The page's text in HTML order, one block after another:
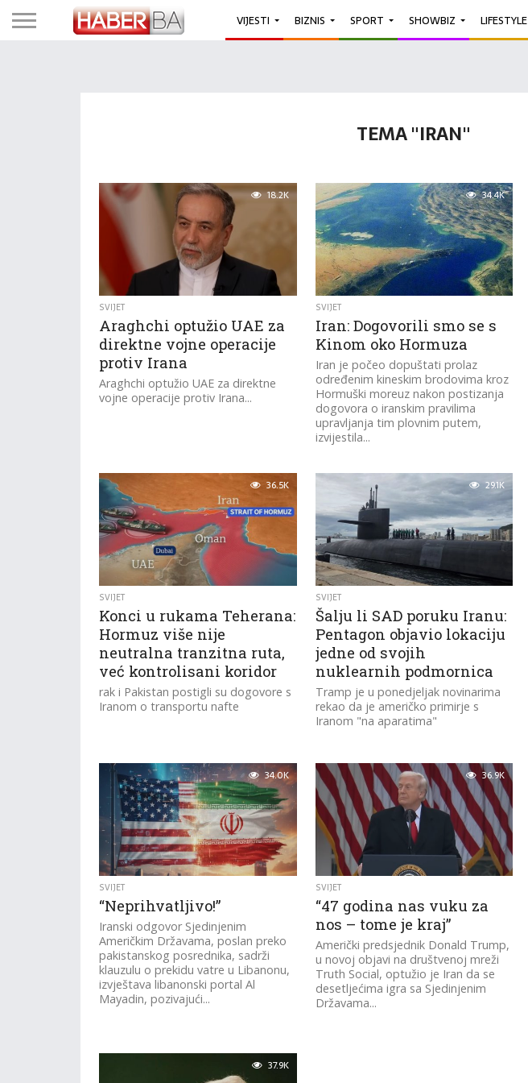
VIJESTI BIZNIS SPORT SHOWBIZ LIFESTYLE
TEMA "IRAN"
18.2K
SVIJET
Araghchi optužio UAE za
direktne vojne operacije
protiv Irana
Araghchi optužio UAE za direktne
vojne operacije protiv Irana...
34.4K
SVIJET
Iran: Dogovorili smo se s
Kinom oko Hormuza
Iran je počeo dopuštati prolaz
određenim kineskim brodovima kroz
Hormuški moreuz nakon postizanja
dogovora o iranskim pravilima
upravljanja tim plovnim putem,
izvijestila...
36.5K
SVIJET
Konci u rukama Teherana:
Hormuz više nije
neutralna tranzitna ruta,
već kontrolisani koridor
rak i Pakistan postigli su dogovore s
Iranom o transportu nafte
29.1K
SVIJET
Šalju li SAD poruku Iranu:
Pentagon objavio lokaciju
jedne od svojih
nuklearnih podmornica
Tramp je u ponedjeljak novinarima
rekao da je američko primirje s
Iranom "na aparatima"
34.0K
SVIJET
“Neprihvatljivo!”
Iranski odgovor Sjedinjenim
Američkim Državama, poslan preko
pakistanskog posrednika, sadrži
klauzulu o prekidu vatre u Libanonu,
izvještava libanonski portal Al
Mayadin, pozivajući...
36.9K
SVIJET
“47 godina nas vuku za
nos – tome je kraj”
Američki predsjednik Donald Trump,
u novoj objavi na društvenoj mreži
Truth Social, optužio je Iran da se
desetljećima igra sa Sjedinjenim
Državama...
37.9K